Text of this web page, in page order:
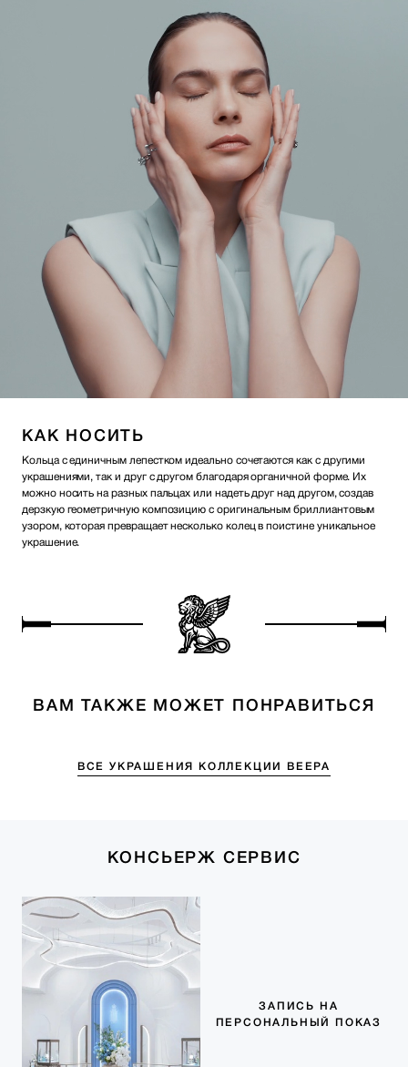
КАК НОСИТЬ
Кольца с единичным лепестком идеально сочетаются как с другими
украшениями, так и друг с другом благодаря органичной форме. Их
можно носить на разных пальцах или надеть друг над другом, создав
дерзкую геометричную композицию с оригинальным бриллиантовым
узором, которая превращает несколько колец в поистине уникальное
украшение.
ВАМ ТАКЖЕ МОЖЕТ ПОНРАВИТЬСЯ
ВСЕ УКРАШЕНИЯ КОЛЛЕКЦИИ ВЕЕРА
КОНСЬЕРЖ СЕРВИС
ЗАПИСЬ НА
ПЕРСОНАЛЬНЫЙ ПОКАЗ